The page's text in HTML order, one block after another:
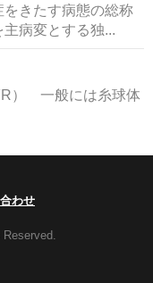
きたす病態の総称
病変とする独...
） 一般には糸球体
わせ